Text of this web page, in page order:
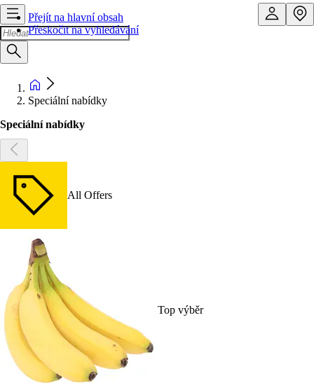
Přejít na hlavní obsah
Přeskočit na vyhledávání
Speciální nabídky
Speciální nabídky
All Offers
Top výběr